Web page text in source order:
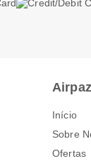
Airpaz
Início
Sobre
Ofertas